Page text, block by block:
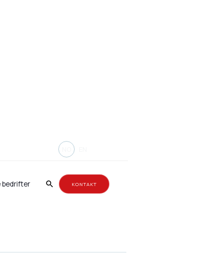
bedrifter KONTAKT